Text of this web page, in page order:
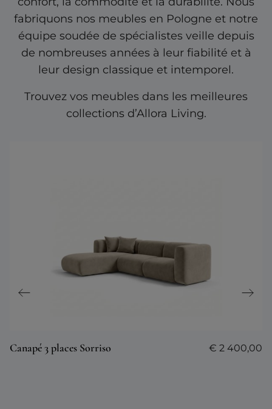
fabriquons nos meubles en Pologne et notre
équipe soudée de spécialistes veille depuis
de nombreuses années à leur fiabilité et à
leur design classique et intemporel.
Trouvez vos meubles dans les meilleures
collections d’Allora Living.
Canapé 3 places Sorriso € 2 400,00